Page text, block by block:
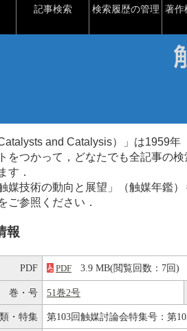
記事検索 検索履歴の管理 著作
and Catalysis）」は1959
をつかって，どなたでも全記事の
す．
媒技術の動向と展望」（触媒年鑑
ご参照ください．
報
PDF PDF 3.9 MB(閲覧回数：7回)
巻・号 51巻2号
・特集 第103回触媒討論会特集号：第